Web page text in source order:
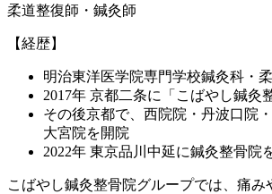
柔道整復師・鍼灸師
【経歴】
明治東洋医学院専門学校鍼灸科・
2017年 京都二条に「こばやし鍼灸
その後京都で、西院院・丹波口院
大宮院を開院
2022年 東京品川中延に鍼灸整骨院
こばやし鍼灸整骨院グループでは、痛み